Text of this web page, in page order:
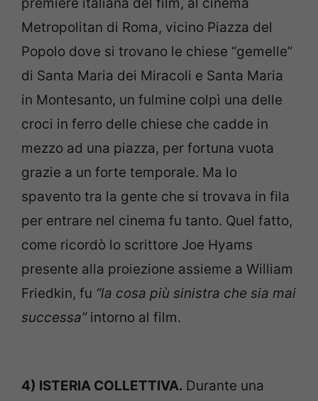
Metropolitan di Roma, vicino Piazza del
Popolo dove si trovano le chiese “gemelle”
di Santa Maria dei Miracoli e Santa Maria
in Montesanto, un fulmine colpì una delle
croci in ferro delle chiese che cadde in
mezzo ad una piazza, per fortuna vuota
grazie a un forte temporale. Ma lo
spavento tra la gente che si trovava in fila
per entrare nel cinema fu tanto. Quel fatto,
come ricordò lo scrittore Joe Hyams
presente alla proiezione assieme a William
Friedkin, fu “la cosa più sinistra che sia mai
successa”intorno al film.
4) ISTERIA COLLETTIVA. Durante una